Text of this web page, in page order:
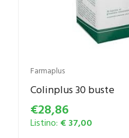
Farmaplus
Colinplus 30 buste
€28,86
Listino: € 37,00